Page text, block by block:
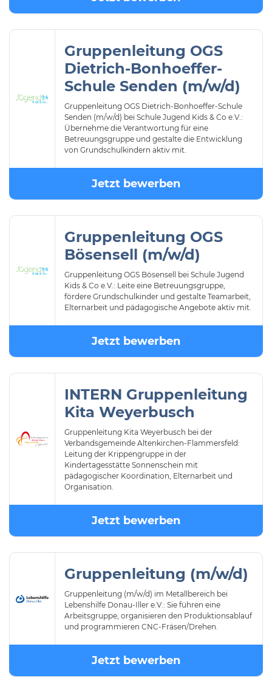
Gruppenleitung OGS
Dietrich-Bonhoeffer-
Schule Senden (m/w/d)
Gruppenleitung OGS Dietrich-Bonhoeffer-Schule
Senden (m/w/d) bei Schule Jugend Kids & Co e.V.:
Übernehme die Verantwortung für eine
Betreuungsgruppe und gestalte die Entwicklung
von Grundschulkindern aktiv mit.
Jetzt bewerben
Gruppenleitung OGS
Bösensell (m/w/d)
Gruppenleitung OGS Bösensell bei Schule Jugend
Kids & Co e.V.: Leite eine Betreuungsgruppe,
fördere Grundschulkinder und gestalte Teamarbeit,
Elternarbeit und pädagogische Angebote aktiv mit.
Jetzt bewerben
INTERN Gruppenleitung
Kita Weyerbusch
Gruppenleitung Kita Weyerbusch bei der
Verbandsgemeinde Altenkirchen-Flammersfeld:
Leitung der Krippengruppe in der
Kindertagesstätte Sonnenschein mit
pädagogischer Koordination, Elternarbeit und
Organisation.
Jetzt bewerben
Gruppenleitung (m/w/d)
Gruppenleitung (m/w/d) im Metallbereich bei
Lebenshilfe Donau-Iller e.V.: Sie führen eine
Arbeitsgruppe, organisieren den Produktionsablauf
und programmieren CNC-Fräsen/Drehen.
Jetzt bewerben